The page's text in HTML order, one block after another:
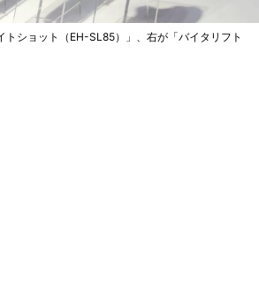
トショット（EH-SL85）」、右が「バイタリフト